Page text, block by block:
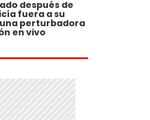
después de
fuera a su
perturbadora
en vivo